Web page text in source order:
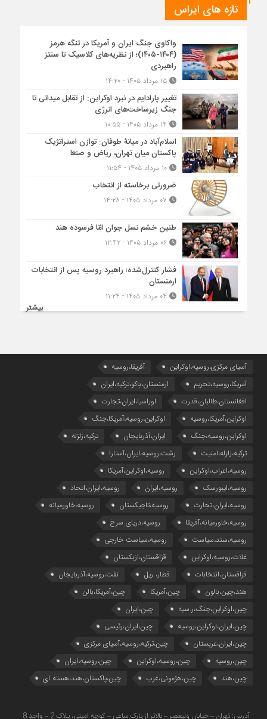
تازه های ایراس
واکاوی جنگ ایران و آمریکا در تنگه هرمز
(۱۴۰۴-۱۴۰۵)؛ از نظریه‌های کلاسیک تا سنتز
راهبردی
۱۵ مرداد ۱۴۰۵ - ۱۴:۲۰
تغییر پارادایم در نبرد اوکراین: از تقابل میدانی تا
جنگ زیرساخت‌های انرژی
اسلام‌آباد در میانۀ طوفان: توازن استراتژیک
پاکستان میان تهران، ریاض و صنعا
۱۰ مرداد ۱۴۰۵ - ۱۱:۵۴
ضرورتی برخاسته از انتخاب
طنین خشم نسل جوان امّا فرسوده هند
۰۶ مرداد ۱۴۰۵ - ۱۲:۴۲
فشار کنترل‌شده؛ راهبرد روسیه پس از انتخابات
ارمنستان
بیشتر
آسیای مرکزی،روسیه،اوکراین
آفریقا،روسیه
آمریکا،روسیه،تحریم
ارمنستان،باکو،ترکیه،ایران
افغانستان،طالبان،قدرت
اوراسیا،ایران،تجارت
اوکراین،آمریکا،روسیه
اوکراین،روسیه،آمریکا،جنگ
اوکراین،روسیه،جنگ
ایران،آذربایجان
ترکیه،زلزله
ترکیه،زلزله،امنیت
رشت،روسیه،ایران،آستارا
روسیه،اعراب،اوکراین
روسیه،اوکراین،آمریکا
روسیه،ایبورسک
روسیه،ایران
روسیه،ایران،اتحاد
روسیه،ایران،تجارت
روسیه،تاجیکستان
روسیه،خاورمیانه
روسیه،خاورمیانه،آفریقا
روسیه،دریای سرخ
روسیه،سند،سیاست
روسیه،سیاست خارجی
غلات،روسیه،اوکراین
قزاقستان،ازبکستان
قزاقستان،انتخابات
قطار، ریل
نفت،روسیه،آذربایجان
هند،چین،بالون
چین،آمریکا
چین،آمریکا،بالن
چین،اوکراین،جنگ،ر.سیه
چین،ایران
چین،ایران،اوکراین،روسیه
چین،ایران،رئیسی
چین،ایران،عربستان
چین،ترکیه،روسیه،آسیای مرکزی
چین،روسیه
چین،روسیه،اوکراین
چین،روسیه،ایران
چین،هند
چین،هژمونی،غرب چین،پاکستان،هند،هسته ای